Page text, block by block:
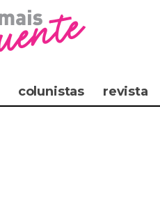
colunistas revista